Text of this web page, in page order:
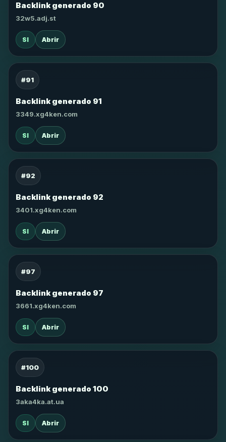
Backlink generado 90
32w5.adj.st
SI Abrir
#91
Backlink generado 91
3349.xg4ken.com
SI Abrir
#92
Backlink generado 92
3401.xg4ken.com
SI Abrir
#97
Backlink generado 97
3661.xg4ken.com
SI Abrir
#100
Backlink generado 100
3aka4ka.at.ua
SI Abrir